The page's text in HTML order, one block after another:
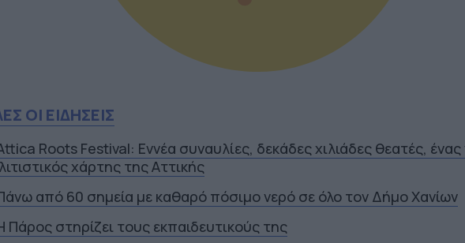
ΟΙ ΕΙΔΗΣΕΙΣ
Roots Festival: Εννέα συναυλίες, δεκάδες χιλιάδες θεατές, ένας
χάρτης της Αττικής
από 60 σημεία με καθαρό πόσιμο νερό σε όλο τον Δήμο Χανίων
Πάρος στηρίζει τους εκπαιδευτικούς της